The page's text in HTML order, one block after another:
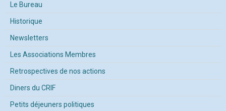
Le Bureau
Historique
Newsletters
Les Associations Membres
Retrospectives de nos actions
Diners du CRIF
Petits déjeuners politiques